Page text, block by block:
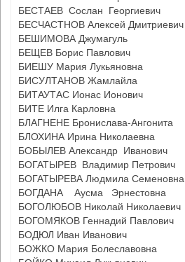
БЕСТАЕВ Сослан Георгиевич
БЕСЧАСТНОВ Алексей Дмитриевич
БЕШИМОВА Джумагуль
БЕЩЕВ Борис Павлович
БИЕШУ Мария Лукьяновна
БИСУЛТАНОВ Жамлайла
БИТАУТАС Ионас Ионович
БИТЕ Илга Карловна
БЛАГНЕНЕ Бронислава-Ангонита
БЛОХИНА Ирина Николаевна
БОБЫЛЕВ Александр Иванович
БОГАТЫРЕВ Владимир Петрович
БОГАТЫРЕВА Людмила Семеновна
БОГДАНА Аусма Эрнестовна
БОГОЛЮБОВ Николай Николаевич
БОГОМЯКОВ Геннадий Павлович
БОДЮЛ Иван Иванович
БОЖКО Мария Болеславовна